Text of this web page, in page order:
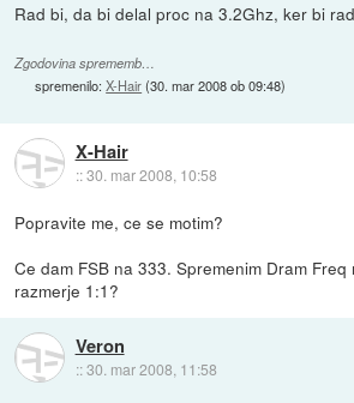
Rad bi, da bi delal proc na 3.2Ghz, ker bi
Zgodovina sprememb…
spremenilo:X-Hair(30. mar 2008 ob 09:48)
X-Hair
::30. mar 2008, 10:58
Popravite me, ce se motim?
Ce dam FSB na 333. Spremenim Dram
razmerje 1:1?
Veron
::30. mar 2008, 11:58